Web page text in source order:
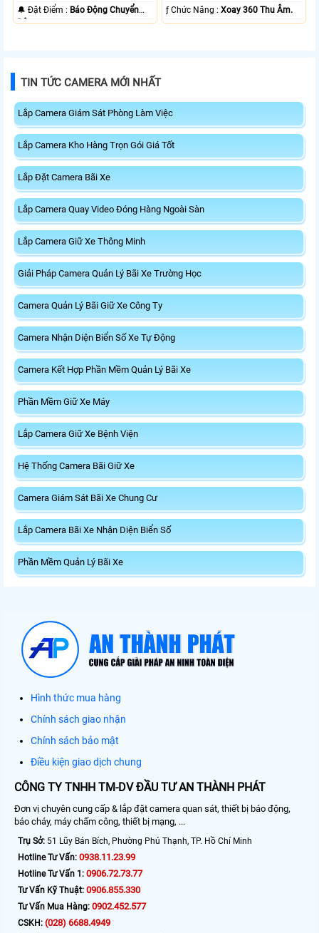
️🔔 Đặt Điểm : Báo Động Chuyển
Động.
️ƒ Chức Năng :Xoay 360 Thu Âm.
TIN TỨC CAMERA MỚI NHẤT
Lắp Camera Giám Sát Phòng Làm Việc
Lắp Camera Kho Hàng Trọn Gói Giá Tốt
Lắp Đặt Camera Bãi Xe
Lắp Camera Quay Video Đóng Hàng Ngoài Sàn
Lắp Camera Giữ Xe Thông Minh
Giải Pháp Camera Quản Lý Bãi Xe Trường Học
Camera Quản Lý Bãi Giữ Xe Công Ty
Camera Nhận Diện Biển Số Xe Tự Động
Camera Kết Hợp Phần Mềm Quản Lý Bãi Xe
Phần Mềm Giữ Xe Máy
Lắp Camera Giữ Xe Bệnh Viện
Hệ Thống Camera Bãi Giữ Xe
Camera Giám Sát Bãi Xe Chung Cư
Lắp Camera Bãi Xe Nhận Diện Biển Số
Phần Mềm Quản Lý Bãi Xe
Hình thức mua hàng
Chính sách giao nhận
Chính sách bảo mật
Điều kiện giao dịch chung
CÔNG TY TNHH TM-DV ĐẦU TƯ AN THÀNH PHÁT
Đơn vị chuyên cung cấp & lắp đặt camera quan sát, thiết bị báo động,
báo cháy, máy chấm công, thiết bị mạng, ...
Trụ Sở: 51 Lũy Bán Bích, Phường Phú Thạnh, TP. Hồ Chí Minh
Hotline Tư Vấn: 0938.11.23.99
Hotline Tư Vấn 1: 0906.72.73.77
Tư Vấn Kỹ Thuật: 0906.855.330
Tư Vấn Mua Hàng: 0902.452.577
CSKH: (028) 6688.4949